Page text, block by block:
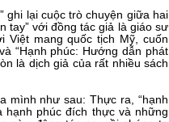
ghi lại cuộc trò chuyện giữa hai
tay” với đồng tác giả là giáo sư
Việt mang quốc tịch Mỹ, cuốn
“Hạnh phúc: Hướng dẫn phát
là dịch giả của rất nhiều sách
mình như sau: Thực ra, “hạnh
hạnh phúc đích thực và những